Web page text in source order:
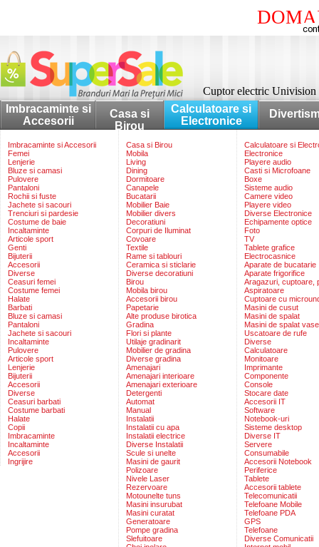
Cuptor electric
Imbracaminte si
Accesorii
Casa si
Birou
Calculatoare si
Electronice
Imbracaminte si Accesorii
Femei
Lenjerie
Bluze si camasi
Pulovere
Pantaloni
Rochii si fuste
Jachete si sacouri
Trenciuri si pardesie
Costume de baie
Incaltaminte
Articole sport
Genti
Bijuterii
Accesorii
Diverse
Ceasuri femei
Costume femei
Halate
Barbati
Bluze si camasi
Pantaloni
Jachete si sacouri
Incaltaminte
Pulovere
Articole sport
Lenjerie
Bijuterii
Accesorii
Diverse
Ceasuri barbati
Costume barbati
Halate
Copii
Imbracaminte
Incaltaminte
Accesorii
Ingrijire
Casa si Birou
Mobila
Living
Dining
Dormitoare
Canapele
Bucatarii
Mobilier Baie
Mobilier divers
Decoratiuni
Corpuri de Iluminat
Covoare
Textile
Rame si tablouri
Ceramica si sticlarie
Diverse decoratiuni
Birou
Mobila birou
Accesorii birou
Papetarie
Alte produse birotica
Gradina
Flori si plante
Utilaje gradinarit
Mobilier de gradina
Diverse gradina
Amenajari
Amenajari interioare
Amenajari exterioare
Detergenti
Automat
Manual
Instalatii
Instalatii cu apa
Instalatii electrice
Diverse Instalatii
Scule si unelte
Masini de gaurit
Polizoare
Nivele Laser
Rezervoare
Motounelte tuns
Masini insurubat
Masini curatat
Generatoare
Pompe gradina
Slefuitoare
Calculatoare si
Electronice
Playere audio
Casti si Microfoane
Boxe
Sisteme audio
Camere video
Playere video
Diverse Electronice
Echipamente optice
Foto
TV
Tablete grafice
Electrocasnice
Aparate de bucatarie
Aparate frigorifice
Aragazuri, cuptoare,
Aspiratoare
Cuptoare cu
Masini de cusut
Masini de spalat
Masini de spalat vase
Uscatoare de rufe
Diverse
Calculatoare
Monitoare
Imprimante
Componente
Console
Stocare date
Accesorii IT
Software
Notebook-uri
Sisteme desktop
Diverse IT
Servere
Consumabile
Accesorii Notebook
Periferice
Tablete
Accesorii tablete
Telecomunicatii
Telefoane Mobile
Telefoane PDA
GPS
Telefoane
Diverse Comunicatii